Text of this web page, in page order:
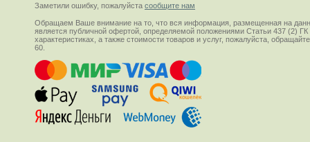
Заметили ошибку, пожалуйста сообщите нам
Обращаем Ваше внимание на то, что вся информация, размещенная на
является публичной офертой, определяемой положениями Статьи 437 (2)
характеристиках, а также стоимости товаров и услуг, пожалуйста,
60.